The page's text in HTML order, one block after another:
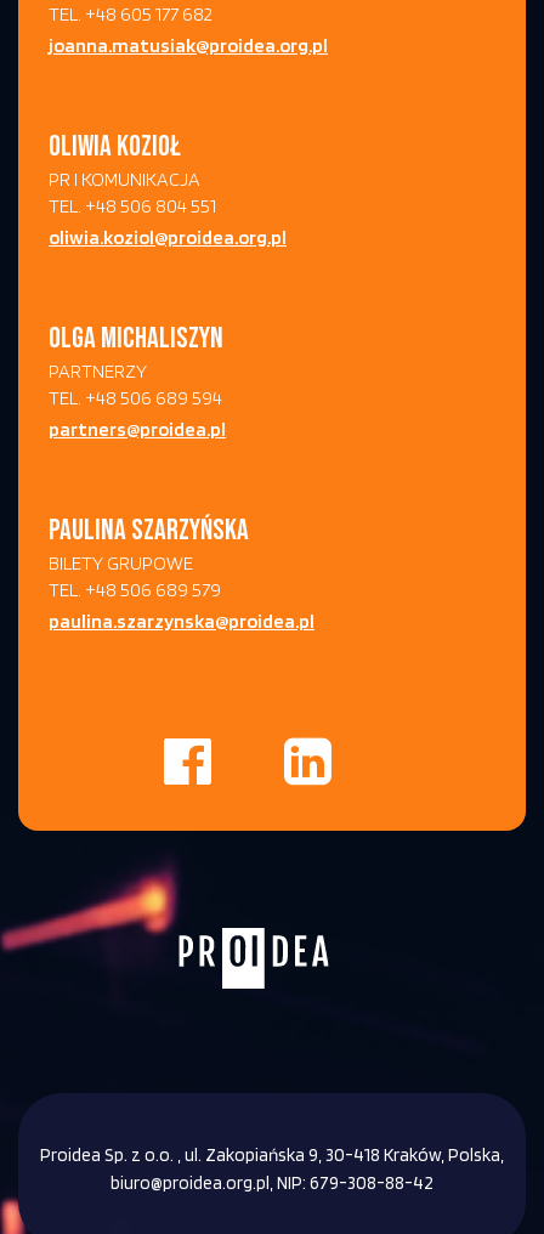
TEL. +48 605 177 682
joanna.matusiak@proidea.org.pl
OLIWIA KOZIOŁ
PR I KOMUNIKACJA
TEL. +48 506 804 551
oliwia.koziol@proidea.org.pl
OLGA MICHALISZYN
PARTNERZY
TEL. +48 506 689 594
partners@proidea.pl
PAULINA SZARZYŃSKA
BILETY GRUPOWE
TEL. +48 506 689 579
paulina.szarzynska@proidea.pl
Proidea Sp. z o.o. , ul. Zakopiańska 9, 30-418 Kraków, Polska,
biuro@proidea.org.pl, NIP: 679-308-88-42